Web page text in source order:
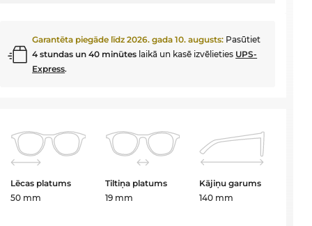
Garantēta piegāde līdz2026. gada 10. augusts: Pasūtiet
4 stundas un 40 minūtes laikā un kasē izvēlieties UPS-
Express.
Lēcas platums
50 mm
Tiltiņa platums
19 mm
Kājiņu garums
140 mm